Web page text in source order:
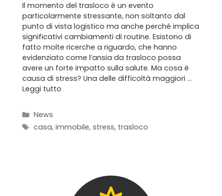
Il team
Il momento del trasloco è un evento
particolarmente stressante, non soltanto dal
punto di vista logistico ma anche perché implica
significativi cambiamenti di routine. Esistono di
fatto molte ricerche a riguardo, che hanno
evidenziato come l’ansia da trasloco possa
avere un forte impatto sulla salute. Ma cosa è
causa di stress? Una delle difficoltà maggiori …
Leggi tutto
Categorie
News
Tag
casa,immobile,stress, trasloco